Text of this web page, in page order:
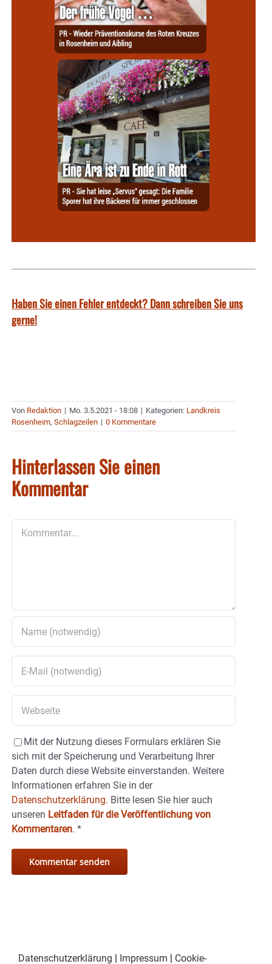
Haben Sie einen Fehler entdeckt? Dann schreiben Sie uns
gerne!
Von Redaktion | Mo. 3.5.2021 - 18:08 | Kategorien: Landkreis
Rosenheim, Schlagzeilen | 0 Kommentare
Hinterlassen Sie einen
Kommentar
Mit der Nutzung dieses Formulars erklären Sie
sich mit der Speicherung und Verarbeitung Ihrer
Daten durch diese Website einverstanden. Weitere
Informationen erfahren Sie in der
Datenschutzerklärung. Bitte lesen Sie hier auch
unseren Leitfaden für die Veröffentlichung von
Kommentaren. *
Datenschutzerklärung Impressum Cookie-